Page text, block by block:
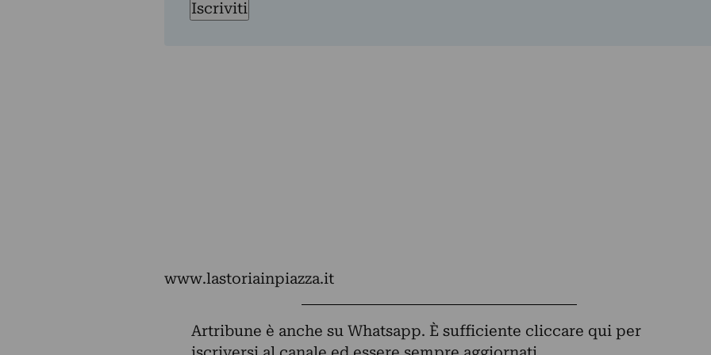
Iscriviti
www.lastoriainpiazza.it
Artribune è anche su Whatsapp. È sufficiente cliccare qui per